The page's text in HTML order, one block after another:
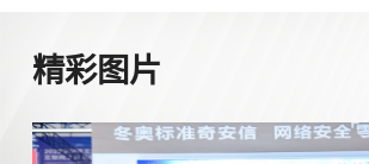
2022-05-26
精彩图片